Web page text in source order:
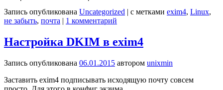
Запись опубликована Uncategorized | с метками exim4, Linux,
не забыть, почта | 1 комментарий
Настройка DKIM в exim4
Запись опубликована 06.01.2015 автором unixmin
Заставить exim4 подписывать исходящую почту совсем